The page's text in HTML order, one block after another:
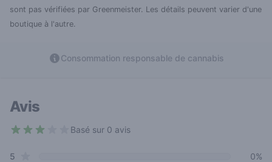
sont pas vérifiées par Greenmeister. Les détails peuvent varier d'une
boutique à l'autre.
Consommation responsable de cannabis
Avis
Basé sur 0 avis
Review data
5
0%